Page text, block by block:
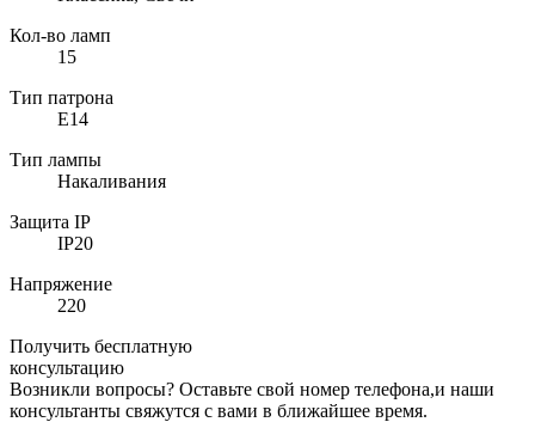
Кол-во ламп
15
Тип патрона
E14
Тип лампы
Накаливания
Защита IP
IP20
Напряжение
220
Получить бесплатную
консультацию
Возникли вопросы? Оставьте свой номер телефона,и наши
консультанты свяжутся с вами в ближайшее время.